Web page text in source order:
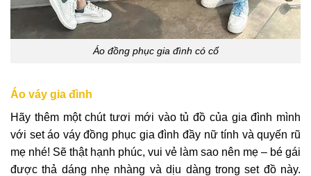
Áo đồng phục gia đình có cổ
Áo váy gia đình
Hãy thêm một chút tươi mới vào tủ đồ của gia đình mình
với set áo váy đồng phục gia đình đầy nữ tính và quyến rũ
mẹ nhé! Sẽ thật hạnh phúc, vui vẻ làm sao nên mẹ – bé gái
được thả dáng nhẹ nhàng và dịu dàng trong set đồ này.